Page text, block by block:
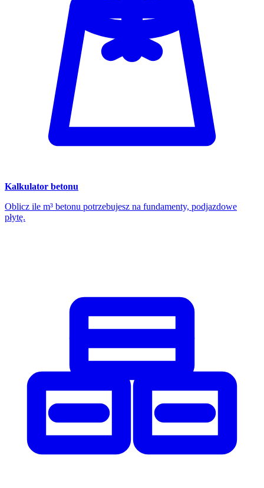
Kalkulator betonu
Oblicz ile m³ betonu potrzebujesz na fundamenty, podjazdowe
płytę.